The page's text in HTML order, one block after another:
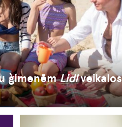
ģimenēmLidlveikalos